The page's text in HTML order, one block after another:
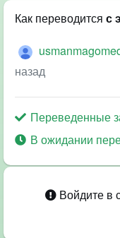
Как переводится с
назад
Переведенные
В ожидании
Войдите в